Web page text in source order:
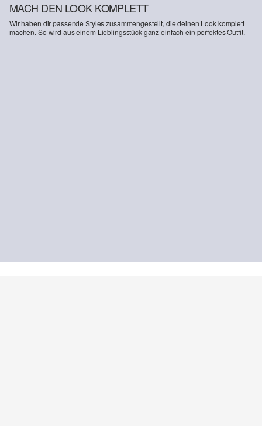
MACH DEN LOOK KOMPLETT
Wir haben dir passende Styles zusammengestellt, die deinen Look komplett
machen. So wird aus einem Lieblingsstück ganz einfach ein perfektes Outfit.